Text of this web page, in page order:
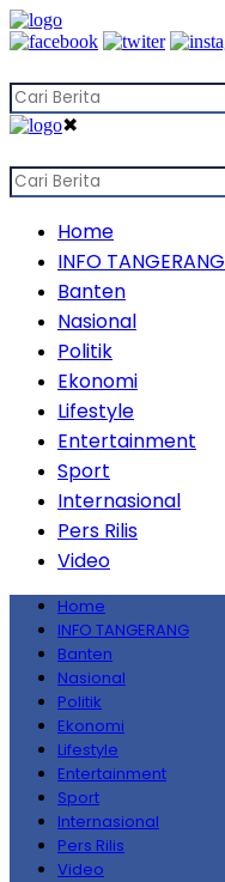
✖
Home
INFO TANGERANG
Banten
Nasional
Politik
Ekonomi
Lifestyle
Entertainment
Sport
Internasional
Pers Rilis
Video
Home
INFO TANGERANG
Banten
Nasional
Politik
Ekonomi
Lifestyle
Entertainment
Sport
Internasional
Pers Rilis
Video